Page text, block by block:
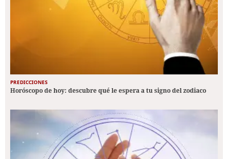
PREDICCIONES
Horóscopo de hoy: descubre qué le espera a tu signo del zodiaco